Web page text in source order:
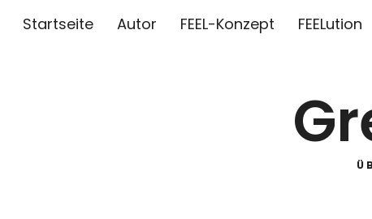
Startseite Autor FEEL-Konzept FEELution